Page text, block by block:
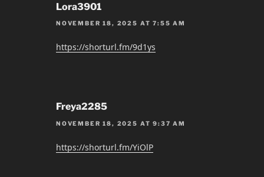
Lora3901
NOVEMBER 18, 2025 AT 7:55 AM
https://shorturl.fm/9d1ys
Freya2285
NOVEMBER 18, 2025 AT 9:37 AM
https://shorturl.fm/YiOlP